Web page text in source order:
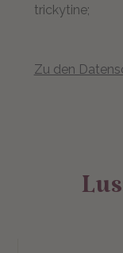
trickytine;
Zu den